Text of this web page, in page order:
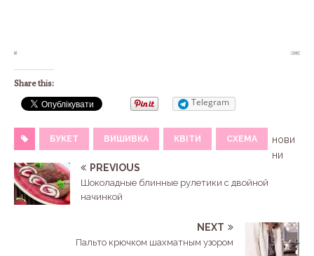
Share this:
Telegram
БУКЕТ ВИШИВКА КВІТИ СХЕМА
нови
ни
PREVIOUS
Шоколадные блинные рулетики с двойной
начинкой
NEXT
Пальто крючком шахматным узором